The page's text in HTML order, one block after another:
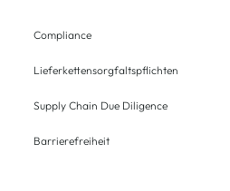
Compliance
Lieferkettensorgfaltspflichten
Supply Chain Due Diligence
Barrierefreiheit